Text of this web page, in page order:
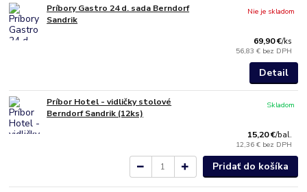
Príbory Gastro 24 d. sada Berndorf
Sandrik
69,90 €/ks
56,83 € bez DPH
Nie je skladom
Detail
Príbor Hotel - vidličky stolové
Berndorf Sandrik (12ks)
15,20 €/bal.
12,36 € bez DPH
Skladom
Pridať do košíka